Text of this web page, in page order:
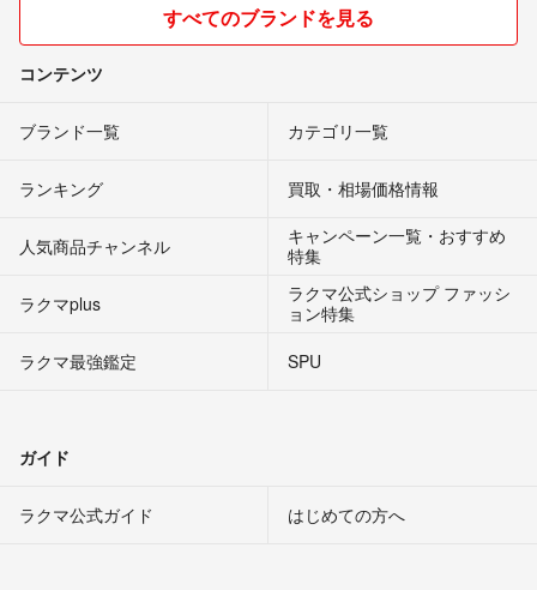
すべてのブランドを見る
コンテンツ
ブランド一覧 カテゴリ一覧
ランキング 買取・相場価格情報
人気商品チャンネル
キャンペーン一覧・おすすめ
特集
ラクマplus
ラクマ公式ショップ ファッシ
ョン特集
ラクマ最強鑑定
SPU
ガイド
ラクマ公式ガイド はじめての方へ